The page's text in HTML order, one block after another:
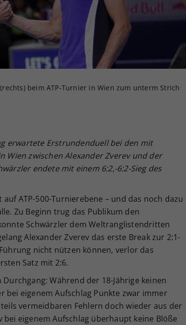
beim ATP-Turnier in Wien zum unterm Strich
erwartete Erstrundenduell bei den mit
Wien zwischen Alexander Zverev und der
endete mit einem 6:2,-6:2-Sieg des
ATP-500-Turnierebene – und das noch dazu
Zu Beginn trug das Publikum den
Schwärzler dem Weltranglistendritten
Alexander Zverev das erste Break zur 2:1-
nicht nützen können, verlor das
Satz mit 2:6.
Während der 18-Jährige keinen
bei eigenem Aufschlag Punkte zwar immer
vermeidbaren Fehlern doch wieder aus der
bei eigenem Aufschlag überhaupt keine Blöße
Ihrer vorgenommen Einstellungen, falls der
Webseiten-Betreiber dies eingestellt hat.